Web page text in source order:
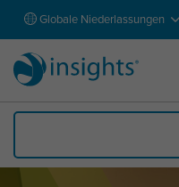
Globale Niederlassungen